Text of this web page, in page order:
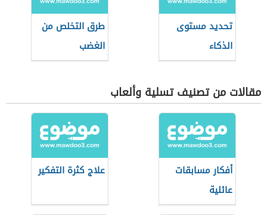
تحديد مستوى
الذكاء
طرق التخلص من
الغضب
مقالات من تصنيف تسلية وألعاب
أفكار مسابقات
عائلية
علاج كثرة التفكير